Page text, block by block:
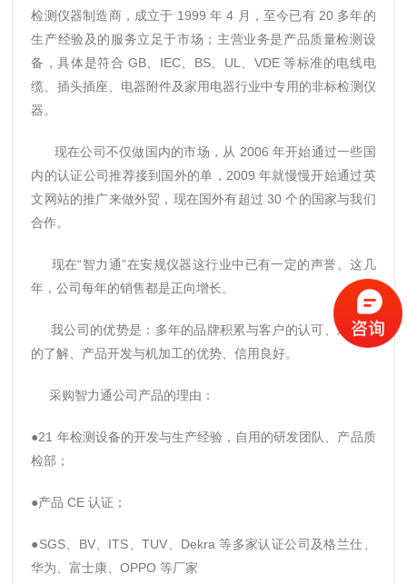
检测仪器制造商，成立于 1999 年 4 月，至今已有 20 多年的
生产经验及的服务立足于市场；主营业务是产品质量检测设
备，具体是符合 GB、IEC、BS、UL、VDE 等标准的电线电
缆、插头插座、电器附件及家用电器行业中专用的非标检测仪
器。
现在公司不仅做国内的市场，从 2006 年开始通过一些国
内的认证公司推荐接到国外的单，2009 年就慢慢开始通过英
文网站的推广来做外贸，现在国外有超过 30 个的国家与我们
合作。
现在“智力通”在安规仪器这行业中已有一定的声誉。这几
年，公司每年的销售都是正向增长。
我公司的优势是：多年的品牌积累与客户的认可、对标准
的了解、产品开发与机加工的优势、信用良好。
采购智力通公司产品的理由：
●21 年检测设备的开发与生产经验，自用的研发团队、产品质
检部；
●产品 CE 认证；
●SGS、BV、ITS、TUV、Dekra 等多家认证公司及格兰仕、
华为、富士康、OPPO 等厂家